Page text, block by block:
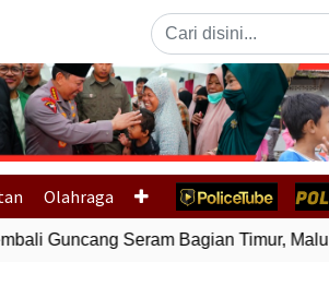
Olahraga
Guncang Seram Bagian Timur, Maluku